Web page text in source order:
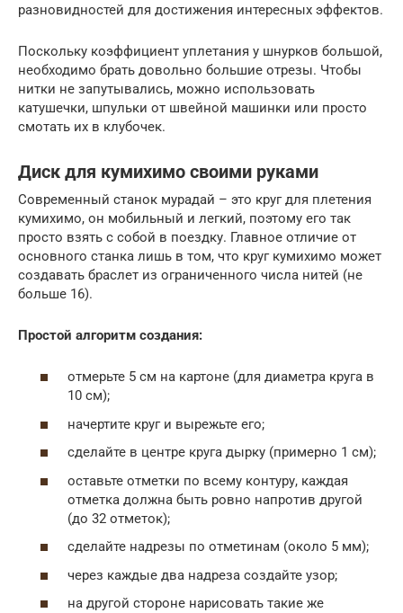
разновидностей для достижения интересных эффектов.
Поскольку коэффициент уплетания у шнурков большой,
необходимо брать довольно большие отрезы. Чтобы
нитки не запутывались, можно использовать
катушечки, шпульки от швейной машинки или просто
смотать их в клубочек.
Диск для кумихимо своими руками
Современный станок мурадай – это круг для плетения
кумихимо, он мобильный и легкий, поэтому его так
просто взять с собой в поездку. Главное отличие от
основного станка лишь в том, что круг кумихимо может
создавать браслет из ограниченного числа нитей (не
больше 16).
Простой алгоритм создания:
отмерьте 5 см на картоне (для диаметра круга в
10 см);
начертите круг и вырежьте его;
сделайте в центре круга дырку (примерно 1 см);
оставьте отметки по всему контуру, каждая
отметка должна быть ровно напротив другой
(до 32 отметок);
сделайте надрезы по отметинам (около 5 мм);
через каждые два надреза создайте узор;
на другой стороне нарисовать такие же